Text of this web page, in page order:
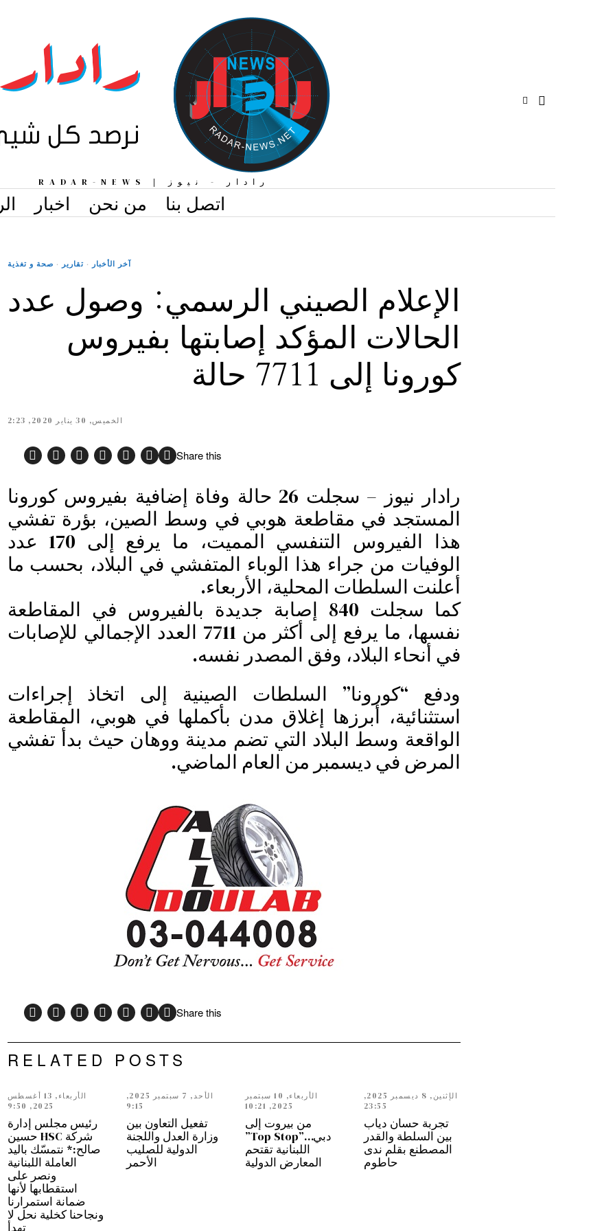
رادار - نيوز | RADAR-NEWS
اخبار من نحن اتصل بنا
آخر الأخبار · تقارير · صحة و تغذية
الإعلام الصيني الرسمي: وصول عدد
الحالات المؤكد إصابتها بفيروس
كورونا إلى 7711 حالة
الخميس, 30 يناير 2020, 2:23
Share this
رادار نيوز – سجلت 26 حالة وفاة إضافية بفيروس كورونا
المستجد في مقاطعة هوبي في وسط الصين، بؤرة تفشي
هذا الفيروس التنفسي المميت، ما يرفع إلى 170 عدد
الوفيات من جراء هذا الوباء المتفشي في البلاد، بحسب ما
أعلنت السلطات المحلية، الأربعاء.
كما سجلت 840 إصابة جديدة بالفيروس في المقاطعة
نفسها، ما يرفع إلى أكثر من 7711 العدد الإجمالي للإصابات
في أنحاء البلاد، وفق المصدر نفسه.
ودفع “كورونا” السلطات الصينية إلى اتخاذ إجراءات
استثنائية، أبرزها إغلاق مدن بأكملها في هوبي، المقاطعة
الواقعة وسط البلاد التي تضم مدينة ووهان حيث بدأ تفشي
المرض في ديسمبر من العام الماضي.
Share this
RELATED POSTS
الإثنين, 8 ديسمبر 2025,
23:55
تجربة حسان دياب
بين السلطة والقدر
المصطنع بقلم ندى
حاطوم
الأربعاء, 10 سبتمبر
2025, 10:21
من بيروت إلى
دبي…”Top Stop”
اللبنانية تقتحم
المعارض الدولية
الأحد, 7 سبتمبر 2025,
9:15
تفعيل التعاون بين
وزارة العدل واللجنة
الدولية للصليب
الأحمر
الأربعاء, 13 أغسطس
2025, 9:50
رئيس مجلس إدارة
شركة HSC حسين
صالح:* نتمسّك باليد
العاملة اللبنانية
ونصر على
استقطابها لأنها
ضمانة استمرارنا
ونجاحنا كخلية نحل لا
تهدأ